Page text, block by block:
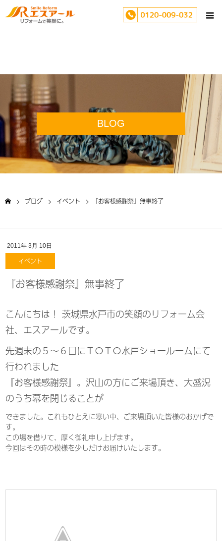
BLOG
ブログ イベント 『お客様感謝祭』無事終了
2011年 3月 10日
イベント
『お客様感謝祭』無事終了
こんにちは！ 茨城県水戸市の笑顔のリフォーム会
社、エスアールです。
先週末の５～６日にＴＯＴＯ水戸ショールームにて
行われました
『お客様感謝祭』。沢山の方にご来場頂き、大盛況
のうち幕を閉じることが
できました。これもひとえに寒い中、ご来場頂いた皆様のおかげで
す。
この場を借りて、厚く御礼申し上げます。
今回はその時の模様を少しだけお届けいたします。